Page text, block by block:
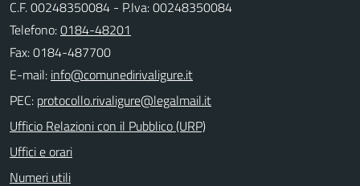
C.F. 00248350084 - P.Iva: 00248350084
Telefono:0184-48201
Fax: 0184-487700
E-mail:
PEC:
Ufficio Relazioni con il Pubblico (URP)
Uffici e orari
Numeri utili